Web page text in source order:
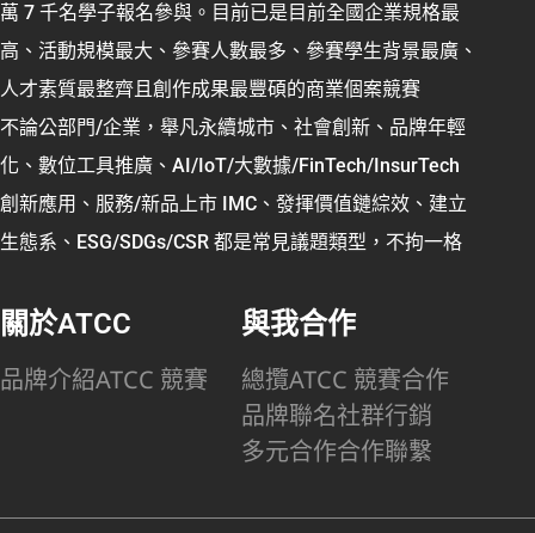
萬 7 千名學子報名參與。目前已是目前全國企業規格最
高、活動規模最大、參賽人數最多、參賽學生背景最廣、
人才素質最整齊且創作成果最豐碩的商業個案競賽
不論公部門/企業，舉凡永續城市、社會創新、品牌年輕
化、數位工具推廣、AI/IoT/大數據/FinTech/InsurTech
創新應用、服務/新品上市 IMC、發揮價值鏈綜效、建立
生態系、ESG/SDGs/CSR 都是常見議題類型，不拘一格
關於ATCC
品牌介紹ATCC 競賽
與我合作
總攬ATCC 競賽合作
品牌聯名社群行銷
多元合作合作聯繫